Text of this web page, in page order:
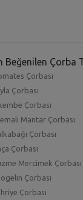
neler.
en iyisi
satın alabilir ve
Bu
birçok faydası
tercih
Beğenilen Çorba
Çorbası
Çorbası
Çorbası
Mantar Çorbası
Çorbası
Çorbası
Mercimek Çorbası
Çorbası
Çorbası